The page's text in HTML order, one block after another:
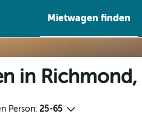
Mietwagen finden
in
Person: 25-65